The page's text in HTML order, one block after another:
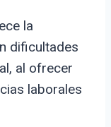
la
dificultades
al ofrecer
laborales